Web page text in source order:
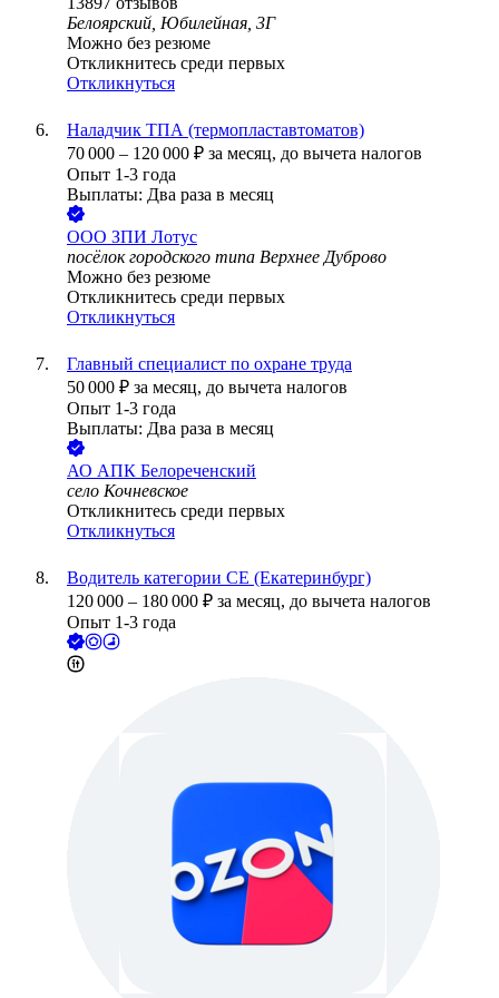
Белоярский, Юбилейная, 3Г
Можно без резюме
Откликнитесь среди первых
Откликнуться
Наладчик ТПА (термопластавтоматов)
70 000 – 120 000 ₽ за месяц, до вычета налогов
Опыт 1-3 года
Выплаты: Два раза в месяц
ООО ЗПИ Лотус
посёлок городского типа Верхнее Дуброво
Можно без резюме
Откликнитесь среди первых
Откликнуться
Главный специалист по охране труда
50 000 ₽ за месяц, до вычета налогов
Опыт 1-3 года
Выплаты: Два раза в месяц
АО АПК Белореченский
село Кочневское
Откликнитесь среди первых
Откликнуться
Водитель категории СЕ (Екатеринбург)
120 000 – 180 000 ₽ за месяц, до вычета налогов
Опыт 1-3 года